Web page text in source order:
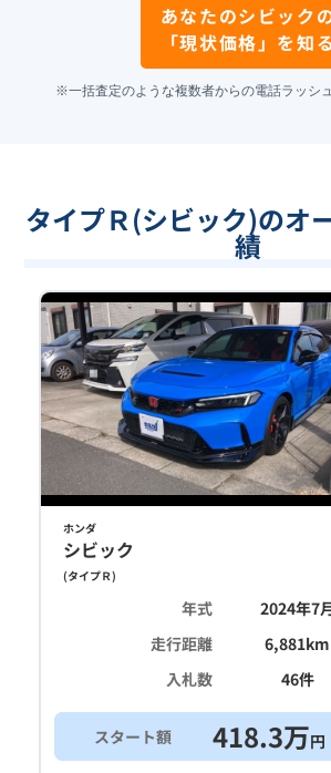
あなたのシビック
「現状価格」を知る
※一括査定のような複数者からの電話ラッシ
タイプＲ(シビック)のオ
績
ホンダ
シビック
(タイプＲ)
年式
2024年7
走行距離
6,881km
入札数
46件
スタート額 418.3万円